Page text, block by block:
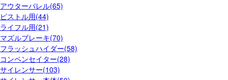
アウターバレル(65)
ピストル用(44)
ライフル用(21)
マズルブレーキ(70)
フラッシュハイダー(58)
コンペンセイター(28)
サイレンサー(103)